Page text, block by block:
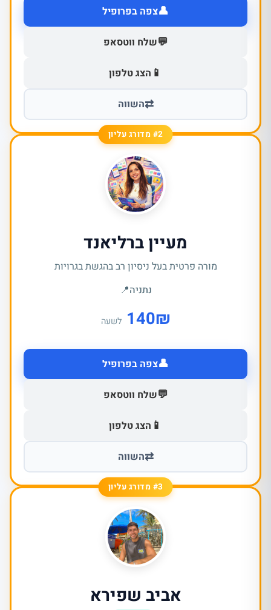
👤צפה בפרופיל
💬שלח ווטסאפ
📱 הצג טלפון
⇄השווה
#2 מדורג עליון
מעיין ברליאנד
מורה פרטית בעל ניסיון רב בהגשת בגרויות
נתניה📍
₪
140 לשעה
👤צפה בפרופיל
💬שלח ווטסאפ
📱 הצג טלפון
⇄השווה
#3 מדורג עליון
אביב שפירא